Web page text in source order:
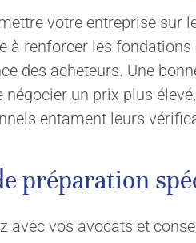
votre entreprise sur
à renforcer les
des acheteurs. Une
négocier un prix plus
entament leurs
préparation
avec vos avocats et